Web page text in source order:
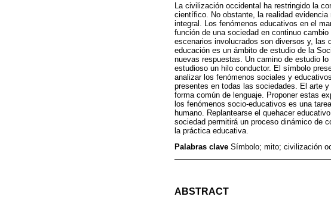
La civilización occidental ha restringido la
científico. No obstante, la realidad
integral. Los fenómenos educativos en el
función de una sociedad en continuo
escenarios involucrados son diversos y, las
educación es un ámbito de estudio de la
nuevas respuestas. Un camino de estudio
estudioso un hilo conductor. El símbolo
analizar los fenómenos sociales y
presentes en todas las sociedades. El arte
forma común de lenguaje. Proponer estas
los fenómenos socio-educativos es una
humano. Replantearse el quehacer
sociedad permitirá un proceso dinámico de
la práctica educativa.
Palabras clave Símbolo; mito; civilización
ABSTRACT